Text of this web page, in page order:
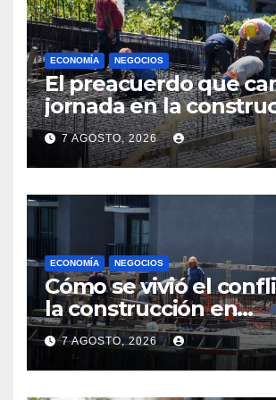
ECONOMÍA NEGOCIOS
El preacuerdo que
jornada en la
menos horas, subas
convenio hasta 2031
7 AGOSTO, 2026
ECONOMÍA NEGOCIOS
Cómo se vivió el
la construcción en
Maldonado, un
departamento
sector tiene sus
7 AGOSTO, 2026